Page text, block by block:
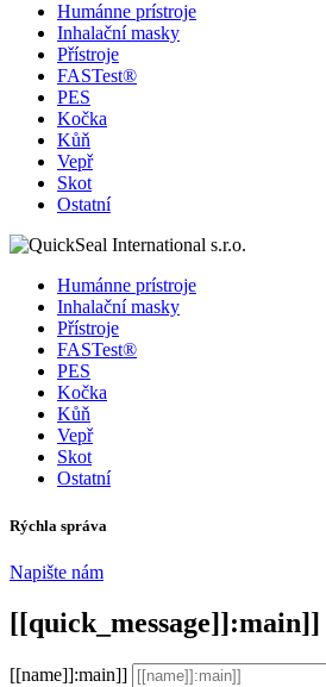
Humánne prístroje
Inhalační masky
Přístroje
FASTest®
PES
Kočka
Kůň
Vepř
Skot
Ostatní
Humánne prístroje
Inhalační masky
Přístroje
FASTest®
PES
Kočka
Kůň
Vepř
Skot
Ostatní
Rýchla správa
Napište nám
[[quick_message]]:main]]
[[name]]:main]]